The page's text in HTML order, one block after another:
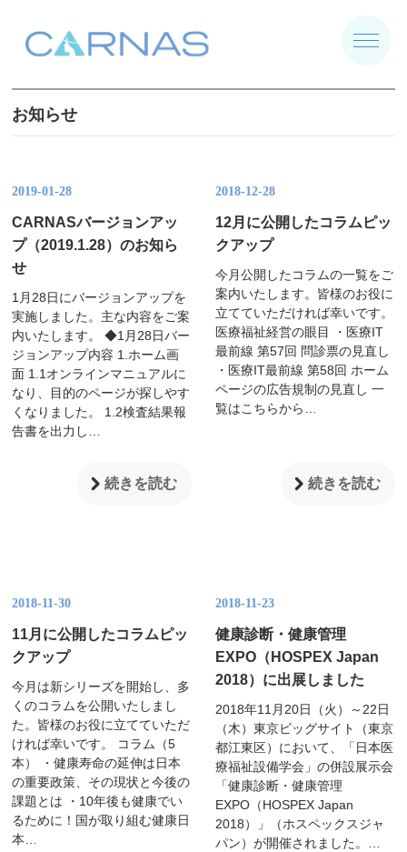
お知らせ
2019-01-28
CARNASバージョンアッ
プ（2019.1.28）のお知ら
せ
1月28日にバージョンアップを
実施しました。主な内容をご案
内いたします。 ◆1月28日バー
ジョンアップ内容 1.ホーム画
面 1.1オンラインマニュアルに
なり、目的のページが探しやす
くなりました。 1.2検査結果報
告書を出力し…
続きを読む
2018-12-28
12月に公開したコラムピッ
クアップ
今月公開したコラムの一覧をご
案内いたします。皆様のお役に
立てていただければ幸いです。
医療福祉経営の眼目 ・医療IT
最前線 第57回 問診票の見直し
・医療IT最前線 第58回 ホーム
ページの広告規制の見直し 一
覧はこちらから…
続きを読む
2018-11-30
11月に公開したコラムピッ
クアップ
今月は新シリーズを開始し、多
くのコラムを公開いたしまし
た。皆様のお役に立てていただ
ければ幸いです。 コラム（5
本） ・健康寿命の延伸は日本
の重要政策、その現状と今後の
課題とは ・10年後も健康でい
るために！国が取り組む健康日
本…
2018-11-23
健康診断・健康管理
EXPO（HOSPEX Japan
2018）に出展しました
2018年11月20日（火）～22日
（木）東京ビッグサイト（東京
都江東区）において、「日本医
療福祉設備学会」の併設展示会
「健康診断・健康管理
EXPO（HOSPEX Japan
2018）」（ホスペックスジャ
パン）が開催されました。…